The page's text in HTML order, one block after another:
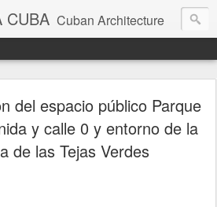
CUBA Cuban Architecture
del espacio público Parque
y calle 0 y entorno de la
de las Tejas Verdes